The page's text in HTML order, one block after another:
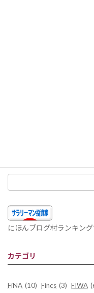
にほんブログ村ランキン
カテゴリ
FiNA (10) Fincs (3) FIWA